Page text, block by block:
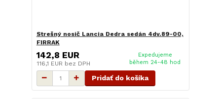
Strešný nosič Lancia Dedra sedán 4dv.89-00,
FIRRAK
142,8 EUR
116,1 EUR bez DPH
Expedujeme
během 24-48 hod
Pridať do košíka